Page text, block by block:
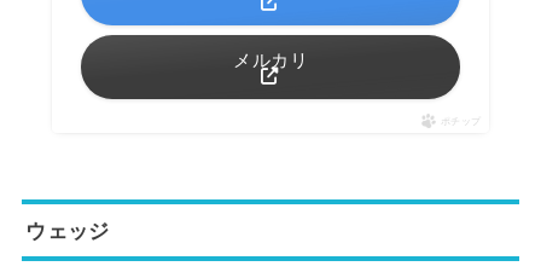
メルカリ
ポチップ
ウェッジ